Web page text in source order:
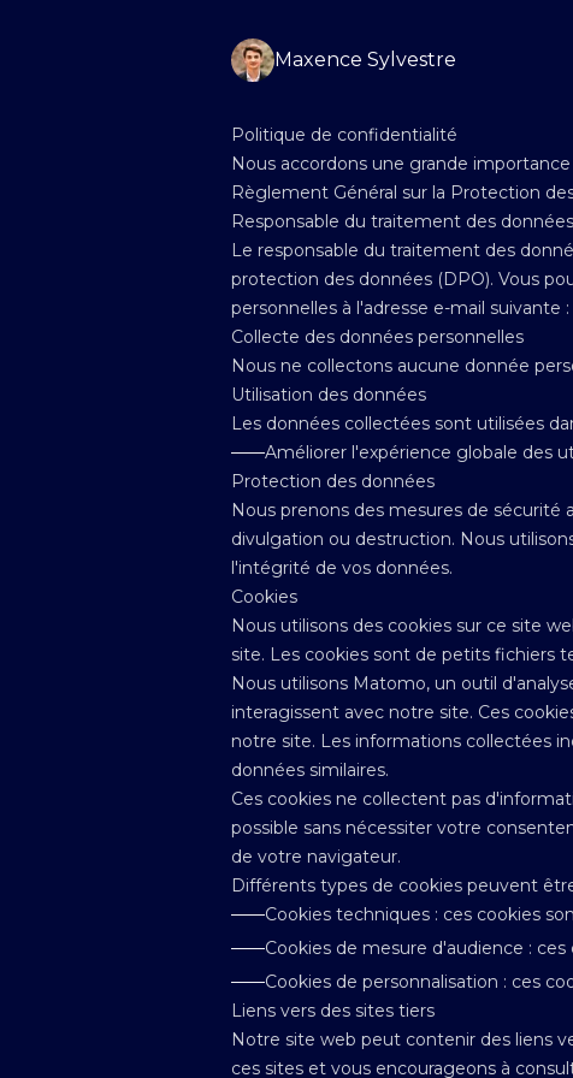
Maxence Sylvestre
Politique de confidentialité
Nous accordons une grande
Règlement Général sur la Protection
Responsable du traitement des données
Le responsable du traitement des
protection des données (DPO). Vous
personnelles à l'adresse e-mail suivante :
Collecte des données personnelles
Nous ne collectons aucune donnée
Utilisation des données
Les données collectées sont utilisées
——Améliorer l'expérience globale des
Protection des données
Nous prenons des mesures de
divulgation ou destruction. Nous
l'intégrité de vos données.
Cookies
Nous utilisons des cookies sur ce site
site. Les cookies sont de petits fichiers
Nous utilisons Matomo, un outil
interagissent avec notre site. Ces
notre site. Les informations collectées
données similaires.
Ces cookies ne collectent pas
possible sans nécessiter votre
de votre navigateur.
Différents types de cookies peuvent
——Cookies techniques : ces cookies
——Cookies de mesure d'audience :
——Cookies de personnalisation : ces
Liens vers des sites tiers
Notre site web peut contenir des liens
ces sites et vous encourageons à